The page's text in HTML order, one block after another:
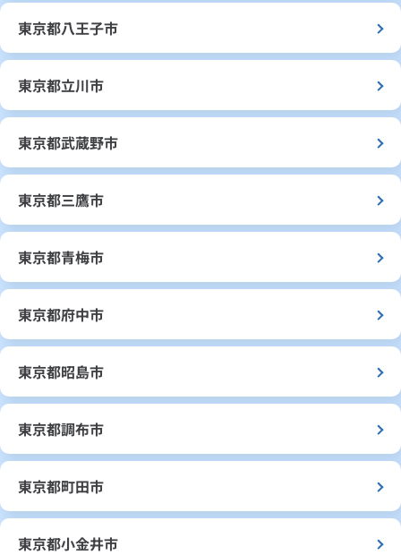
東京都八王子市
東京都立川市
東京都武蔵野市
東京都三鷹市
東京都青梅市
東京都府中市
東京都昭島市
東京都調布市
東京都町田市
東京都小金井市